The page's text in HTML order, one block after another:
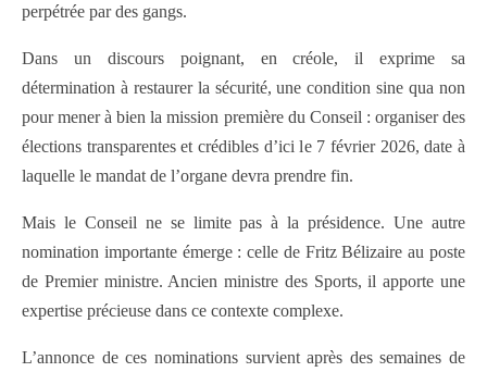
perpétrée par des gangs.
Dans un discours poignant, en créole, il exprime sa
détermination à restaurer la sécurité, une condition sine qua non
pour mener à bien la mission première du Conseil : organiser des
élections transparentes et crédibles d’ici le 7 février 2026, date à
laquelle le mandat de l’organe devra prendre fin.
Mais le Conseil ne se limite pas à la présidence. Une autre
nomination importante émerge : celle de Fritz Bélizaire au poste
de Premier ministre. Ancien ministre des Sports, il apporte une
expertise précieuse dans ce contexte complexe.
L’annonce de ces nominations survient après des semaines de